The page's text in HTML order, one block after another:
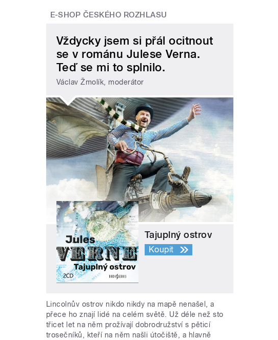
E-SHOP ČESKÉHO ROZHLASU
Vždycky jsem si přál ocitnout
se v románu Julese Verna.
Teď se mi to splnilo.
Václav Žmolík, moderátor
Tajuplný ostrov
Koupit
Lincolnův ostrov nikdo nikdy na mapě nenašel, a
přece ho znají lidé na celém světě. Už déle než sto
třicet let na něm prožívají dobrodružství s pěticí
trosečníků, kteří na něm našli útočiště, a hlavně